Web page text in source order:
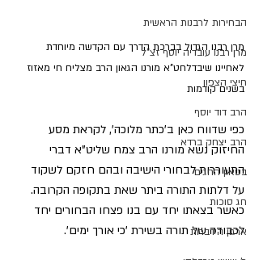
הבחירות לרבנות הראשית
מרן רבנו עובדיה יוסף זצ"ל
חיצי הצפון
הרב דוד יוסף
הרב יצחק ברדא
בטאון החגים
חג סוכות
ארגון הידברות
מרן רבנו הגדול בברכת הדרך עם הקדשה מיוחדת
לאחיינו שיבדלחט"א מורנו הגאון הרב מצליח חי מאזוז
בשנים קודמות
כפי שדווח כאן ב'כתר מלוכה', לקראת מסע
החיזוק נשא מורנו הרב צמח שליט"א דברי
התעוררות לבחורי הישיבה ובהם חזקם לשקוד
על דלתות התורה ביתר שאת בתקופה הקרובה.
כאשר בצאתו יחד עם בנו פצחו הבחורים יחד
לכבודה של תורה בשירת 'כי אורך ימים'.